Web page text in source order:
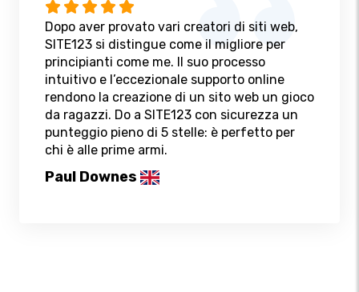
Dopo aver provato vari creatori di siti web,
SITE123 si distingue come il migliore per
principianti come me. Il suo processo
intuitivo e l’eccezionale supporto online
rendono la creazione di un sito web un gioco
da ragazzi. Do a SITE123 con sicurezza un
punteggio pieno di 5 stelle: è perfetto per
chi è alle prime armi.
Paul Downes